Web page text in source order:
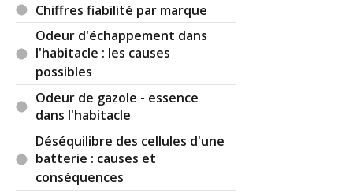
Chiffres fiabilité par marque
Odeur d'échappement dans
l'habitacle : les causes
possibles
Odeur de gazole - essence
dans l'habitacle
Déséquilibre des cellules d'une
batterie : causes et
conséquences